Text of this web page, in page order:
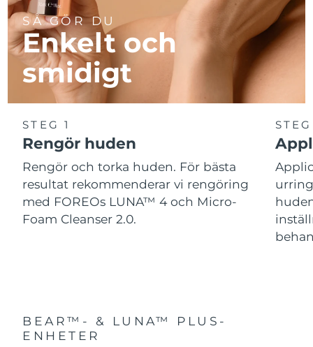
SÅ GÖR DU
Enkelt och
smidigt
STEG 1
Rengör huden
Rengör och torka huden. För bästa
resultat rekommenderar vi rengöring
med FOREOs LUNA™ 4 och Micro-
Foam Cleanser 2.0.
BEAR™- & LUNA™ PLUS-
ENHETER
Thailand Förväntad leverans8/12/26
Turkiet Förväntad leverans 8/9/26
Förenade
Arabemiraten
Förväntad leverans 8/9/26
Storbritannien 8/8/26
USA 8/9/26
Uzbekistan Förväntad leverans 8/13/26
Vietnam 8/14/26